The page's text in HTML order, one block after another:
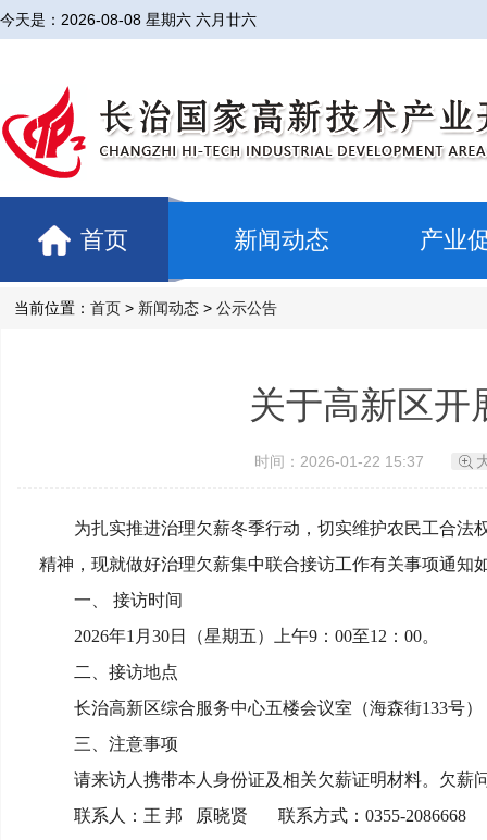
今天是： 2026-08-08 星期六 六月廿六
首页 新闻动态 产业
当前位置： 首页 > 新闻动态 > 公示公告
关于高新区开
时间：2026-01-22 15:37
为扎实推进治理欠薪冬季行动，切实维护农民工合法
精神，现就做好治理欠薪集中联合接访工作有关事项通知
一、 接访时间
2026年1月30日（星期五）上午9：00至12：00。
二、接访地点
长治高新区综合服务中心五楼会议室（海森街133号）
三、注意事项
请来访人携带本人身份证及相关欠薪证明材料。欠薪
联系人：王 邦 原晓贤 联系方式：0355-2086668